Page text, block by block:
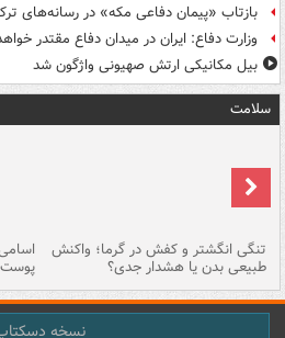
بازتاب «پیمان دفاعی مکه» در رسانه‌های
وزارت دفاع: ایران در میدان دفاع مقتدر
بیل مکانیکی ارتش صهیونی واژگون شد
سلامت
تنگی انگشتر و کفش در گرما؛ واکنش
طبیعی بدن یا هشدار جدی؟
نسخه